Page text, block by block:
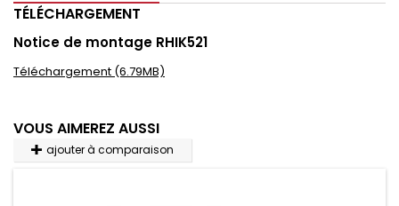
TÉLÉCHARGEMENT
Notice de montage RHIK521
Téléchargement (6.79MB)
VOUS AIMEREZ AUSSI
ajouter à comparaison